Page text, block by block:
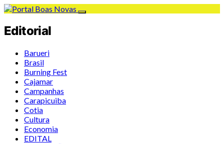
Editorial
Barueri
Brasil
Burning Fest
Cajamar
Campanhas
Carapicuiba
Cotia
Cultura
Economia
EDITAL